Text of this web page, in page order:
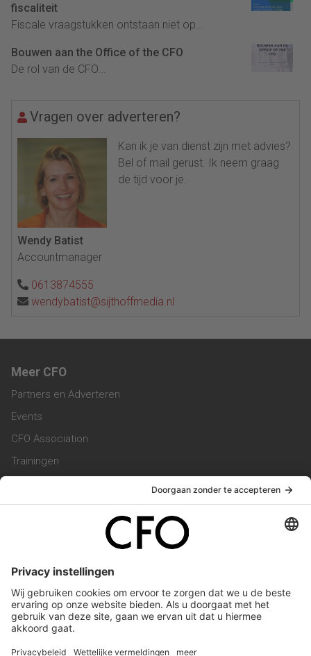
fiscaliteit
Fiscale vraagstukken ontstaan niet op...
Bouwen aan the Office of the CFO
De rol van de CFO...
Vragen over adverteren?
Kan ik je van dienst zijn met advies?
Bel of mail gerust. Ik neem graag
de tijd voor je.
Wendy Batist
Accountmanager
0613874555
wendybatist@sijthoffmedia.nl
Meer CFO
Partners en Adverteren
Events
CFO Association
Trainingen
Vacatures
Service & Contact
Werken bij ons
Privacy Statement
Algemene Voorwaarden